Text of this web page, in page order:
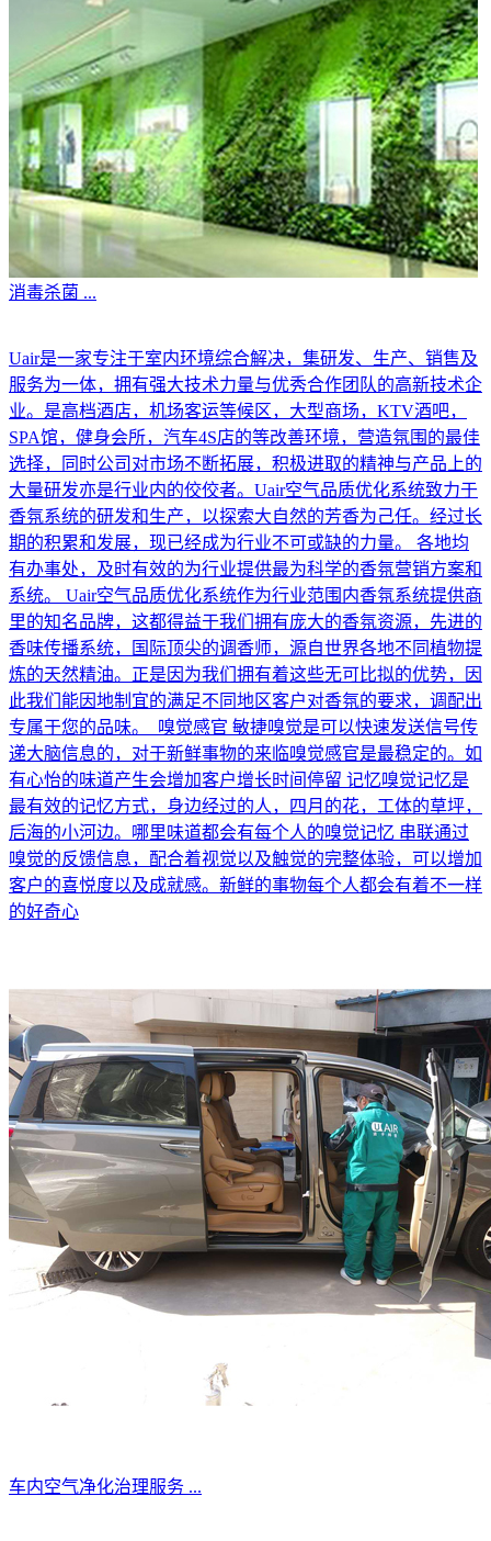
消毒杀菌 ...
Uair是一家专注于室内环境综合解决，集研发、生产、销售及
服务为一体，拥有强大技术力量与优秀合作团队的高新技术企
业。是高档酒店，机场客运等候区，大型商场，KTV酒吧，
SPA馆，健身会所，汽车4S店的等改善环境，营造氛围的最佳
选择，同时公司对市场不断拓展，积极进取的精神与产品上的
大量研发亦是行业内的佼佼者。Uair空气品质优化系统致力于
香氛系统的研发和生产，以探索大自然的芳香为己任。经过长
期的积累和发展，现已经成为行业不可或缺的力量。 各地均
有办事处，及时有效的为行业提供最为科学的香氛营销方案和
系统。 Uair空气品质优化系统作为行业范围内香氛系统提供商
里的知名品牌，这都得益于我们拥有庞大的香氛资源，先进的
香味传播系统，国际顶尖的调香师，源自世界各地不同植物提
炼的天然精油。正是因为我们拥有着这些无可比拟的优势，因
此我们能因地制宜的满足不同地区客户对香氛的要求，调配出
专属于您的品味。 嗅觉感官 敏捷嗅觉是可以快速发送信号传
递大脑信息的，对于新鲜事物的来临嗅觉感官是最稳定的。如
有心怡的味道产生会增加客户增长时间停留 记忆嗅觉记忆是
最有效的记忆方式，身边经过的人，四月的花，工体的草坪，
后海的小河边。哪里味道都会有每个人的嗅觉记忆 串联通过
嗅觉的反馈信息，配合着视觉以及触觉的完整体验，可以增加
客户的喜悦度以及成就感。新鲜的事物每个人都会有着不一样
的好奇心
车内空气净化治理服务 ...